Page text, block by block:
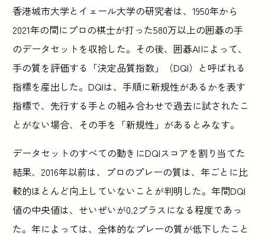
香港城市大学とイェール大学の研究者は、1950年から
2021年の間にプロの棋士が打った580万以上の囲碁の手
のデータセットを収拾した。その後、囲碁AIによって、
手の質を評価する「決定品質指数」（DQI）と呼ばれる
指標を産出した。DQIは、手順に新規性があるかを表す
指標で、先行する手との組み合わせで過去に試されたこ
とがない場合、その手を「新規性」があるとみなす。
データセットのすべての動きにDQIスコアを割り当てた
結果、2016年以前は、プロのプレーの質は、年ごとに比
較的ほとんど向上していないことが判明した。年間DQI
値の中央値は、せいぜいが0.2プラスになる程度であっ
た。年によっては、全体的なプレーの質が低下したこと